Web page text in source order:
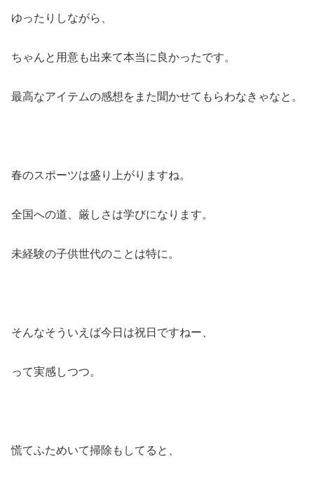
ゆったりしながら、
ちゃんと用意も出来て本当に良かったです。
最高なアイテムの感想をまた聞かせてもらわなきゃなと。
春のスポーツは盛り上がりますね。
全国への道、厳しさは学びになります。
未経験の子供世代のことは特に。
そんなそういえば今日は祝日ですねー、
って実感しつつ。
慌てふためいて掃除もしてると、